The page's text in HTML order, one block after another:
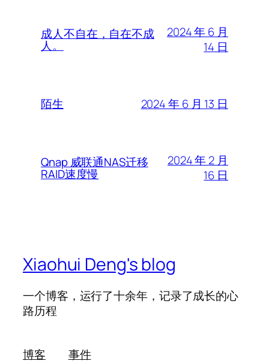
成人不自在，自在不成
人。
2024 年 6 月
14 日
陌生 2024 年 6 月 13 日
Qnap 威联通NAS迁移
RAID速度慢
2024 年 2 月
16 日
Xiaohui Deng's blog
一个博客，运行了十余年，记录了成长的心
路历程
博客
事件